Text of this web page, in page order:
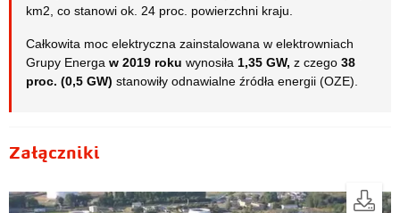
km2, co stanowi ok. 24 proc. powierzchni kraju.
Całkowita moc elektryczna zainstalowana w elektrowniach
Grupy Energa w 2019 roku wynosiła 1,35 GW, z czego 38
proc. (0,5 GW) stanowiły odnawialne źródła energii (OZE).
Załączniki